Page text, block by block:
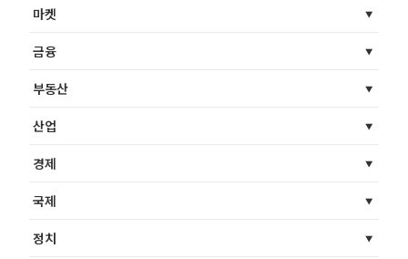
마켓
금융
부동산
산업
경제
국제
정치